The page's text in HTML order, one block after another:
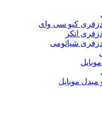
کیو سی وای
انکر
شیائومی
مبدل موبایل